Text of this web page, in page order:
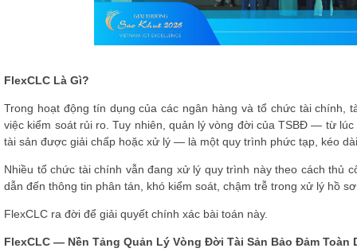
FlexCLC Là Gì?
Trong hoạt động tín dụng của các ngân hàng và tổ chức tài chính,
việc kiểm soát rủi ro. Tuy nhiên, quản lý vòng đời của TSBĐ — từ
tài sản được giải chấp hoặc xử lý — là một quy trình phức tạp, kéo
Nhiều tổ chức tài chính vẫn đang xử lý quy trình này theo cách thủ
dẫn đến thông tin phân tán, khó kiểm soát, chậm trễ trong xử lý hồ
FlexCLC ra đời để giải quyết chính xác bài toán này.
FlexCLC — Nền Tảng Quản Lý Vòng Đời Tài Sản Bảo Đảm Toàn